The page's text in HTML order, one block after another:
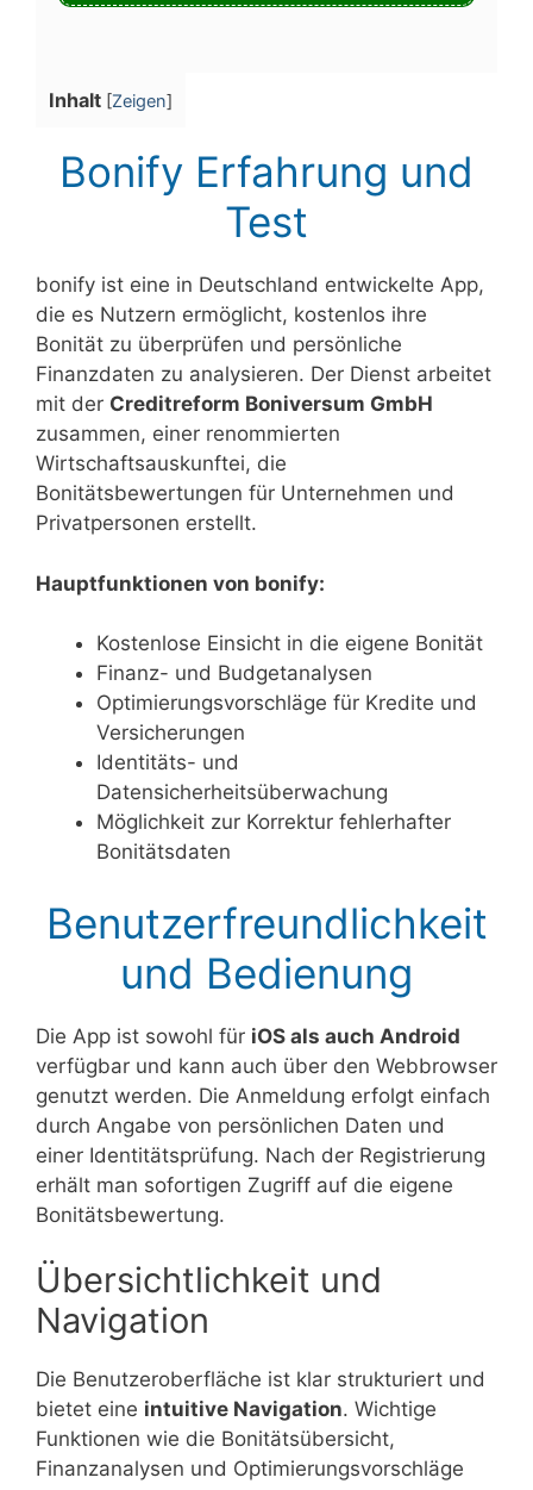
Inhalt [Zeigen]
Bonify Erfahrung und
Test
bonify ist eine in Deutschland entwickelte App,
die es Nutzern ermöglicht, kostenlos ihre
Bonität zu überprüfen und persönliche
Finanzdaten zu analysieren. Der Dienst arbeitet
mit der Creditreform Boniversum GmbH
zusammen, einer renommierten
Wirtschaftsauskunftei, die
Bonitätsbewertungen für Unternehmen und
Privatpersonen erstellt.
Hauptfunktionen von bonify:
Kostenlose Einsicht in die eigene Bonität
Finanz- und Budgetanalysen
Optimierungsvorschläge für Kredite und
Versicherungen
Identitäts- und
Datensicherheitsüberwachung
Möglichkeit zur Korrektur fehlerhafter
Bonitätsdaten
Benutzerfreundlichkeit
und Bedienung
Die App ist sowohl für iOS als auch Android
verfügbar und kann auch über den Webbrowser
genutzt werden. Die Anmeldung erfolgt einfach
durch Angabe von persönlichen Daten und
einer Identitätsprüfung. Nach der Registrierung
erhält man sofortigen Zugriff auf die eigene
Bonitätsbewertung.
Übersichtlichkeit und
Navigation
Die Benutzeroberfläche ist klar strukturiert und
bietet eine intuitive Navigation. Wichtige
Funktionen wie die Bonitätsübersicht,
Finanzanalysen und Optimierungsvorschläge